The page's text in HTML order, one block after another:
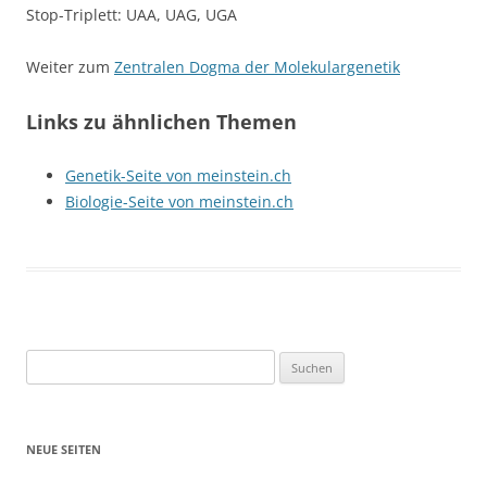
Stop-Triplett: UAA, UAG, UGA
Weiter zum Zentralen Dogma der Molekulargenetik
Links zu ähnlichen Themen
Genetik-Seite von meinstein.ch
Biologie-Seite von meinstein.ch
nach:
NEUE SEITEN